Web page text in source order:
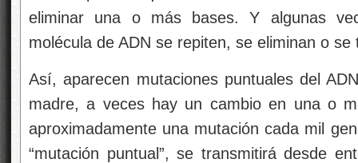
eliminar una o más bases. Y algunas
molécula de ADN se repiten, se eliminan o
Así, aparecen mutaciones puntuales del
madre, a veces hay un cambio en una o
aproximadamente una mutación cada mil
“mutación puntual”, se transmitirá desde